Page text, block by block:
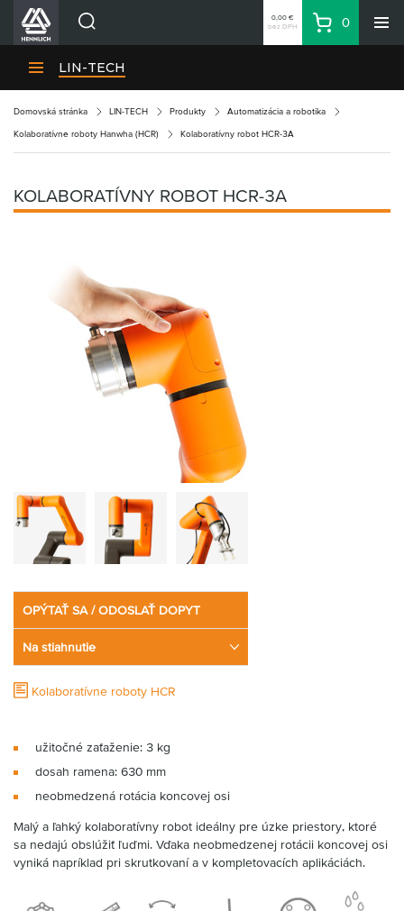
Divízie HENNLICH
Kariéra
Kontakty
Prihlásenie
Nákupný zoznam
Partner Zone
0,00 €
bez DPH
Košík
0
LIN-TECH
Domovská stránka LIN-TECH Produkty Automatizácia a robotika
Kolaboratívne roboty Hanwha (HCR) Kolaboratívny robot HCR-3A
KOLABORATÍVNY ROBOT HCR-3A
OPÝTAŤ SA / ODOSLAŤ DOPYT
Na stiahnutie
Kolaboratívne roboty HCR
užitočné zaťaženie: 3 kg
dosah ramena: 630 mm
neobmedzená rotácia koncovej osi
Malý a ľahký kolaboratívny robot ideálny pre úzke priestory, ktoré
sa nedajú obslúžiť ľuďmi. Vďaka neobmedzenej rotácii koncovej osi
vyniká napríklad pri skrutkovaní a v kompletovacích aplikáciách.